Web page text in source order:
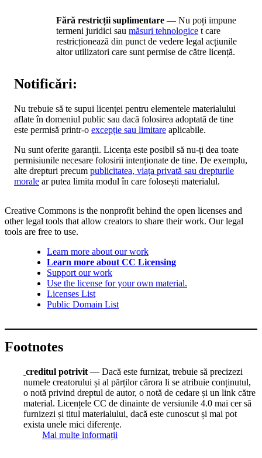
Fără restricții suplimentare — Nu poți impune
termeni juridici sau măsuri tehnologice t care
restricționează din punct de vedere legal acțiunile
altor utilizatori care sunt permise de către licență.
Notificări:
Nu trebuie să te supui licenței pentru elementele materialului
aflate în domeniul public sau dacă folosirea adoptată de tine
este permisă printr-o excepție sau limitare aplicabile.
Nu sunt oferite garanții. Licența este posibil să nu-ți dea toate
permisiunile necesare folosirii intenționate de tine. De exemplu,
alte drepturi precum publicitatea, viața privată sau drepturile
morale ar putea limita modul în care folosești materialul.
Creative Commons is the nonprofit behind the open licenses and
other legal tools that allow creators to share their work. Our legal
tools are free to use.
Learn more about our work
Learn more about CC Licensing
Support our work
Use the license for your own material.
Licenses List
Public Domain List
Footnotes
creditul potrivit — Dacă este furnizat, trebuie să precizezi
numele creatorului și al părților cărora li se atribuie conținutul,
o notă privind dreptul de autor, o notă de cedare și un link către
material. Licențele CC de dinainte de versiunile 4.0 mai cer să
furnizezi și titul materialului, dacă este cunoscut și mai pot
exista unele mici diferențe.
Mai multe informații